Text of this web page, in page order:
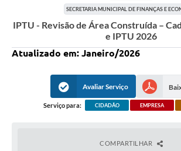
Concursos e Processos Seletivos
Transporte Coletivo Municipal (Horários e
SECRETARIA MUNICIPAL DE FINANÇAS E
IPTU - Revisão de Área Construída –
e IPTU 2026
Atualizado em: Janeiro/2026
Avaliar Serviço
Serviço para: CIDADÃO EMPRESA
COMPARTILHAR